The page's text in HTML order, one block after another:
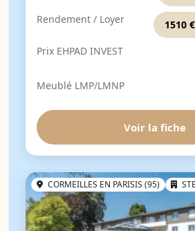
Rendement / Loyer
1510
Prix EHPAD INVEST
Meublé LMP/LMNP
Voir la fiche
CORMEILLES EN PARISIS (95)